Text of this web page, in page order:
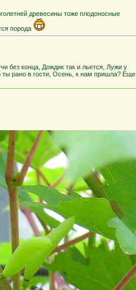
древесины тоже плодоносные
порода
без конца, Дождик так и льется, Лужи у
рано в гости, Осень, к нам пришла? Еще